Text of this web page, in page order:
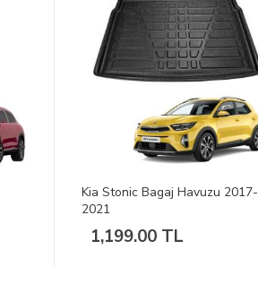
Kia Stonic Bagaj Havuzu 2017-
2021
1,199.00 TL